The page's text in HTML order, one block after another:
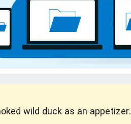
wild duck as an appetizer.